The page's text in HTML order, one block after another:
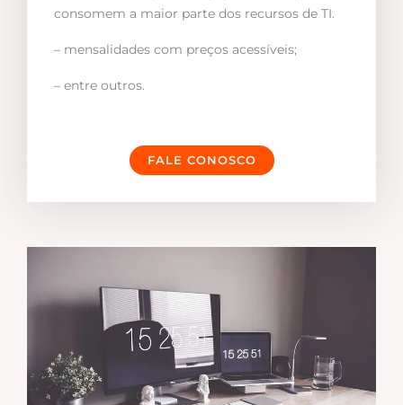
consomem a maior parte dos recursos de TI.
– mensalidades com preços acessíveis;
– entre outros.
FALE CONOSCO